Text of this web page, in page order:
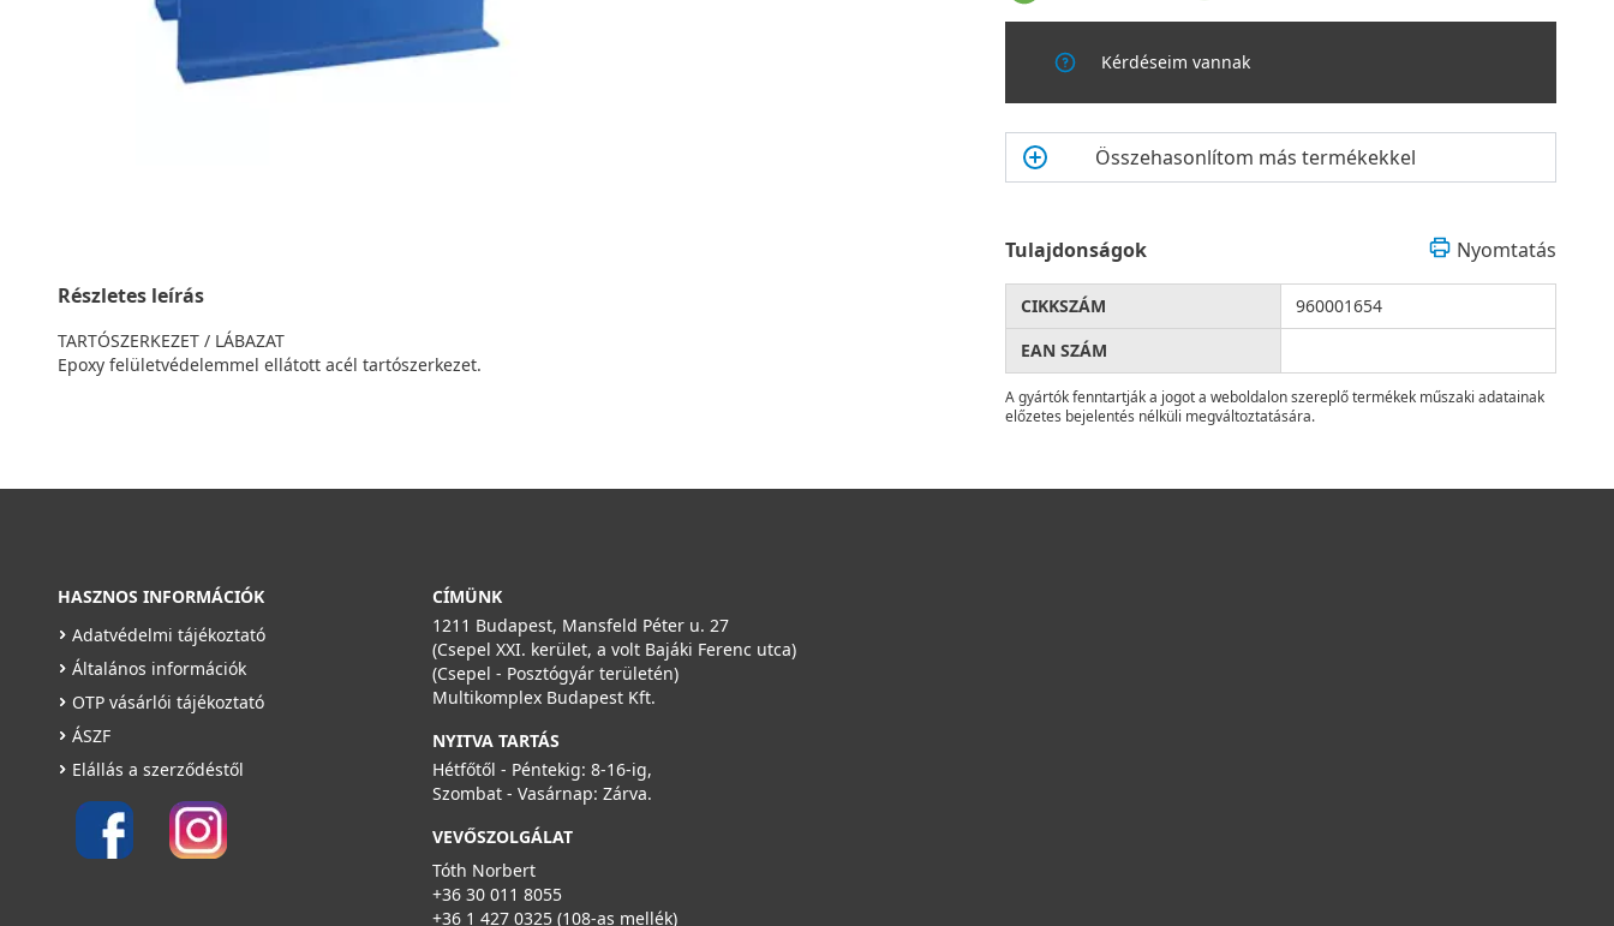
Részletes leírás
TARTÓSZERKEZET / LÁBAZAT
Epoxy felületvédelemmel ellátott acél tartószerkezet.
Kérdéseim vannak
Összehasonlítom más termékekkel
Tulajdonságok Nyomtatás
CIKKSZÁM
960001654
EAN SZÁM
A gyártók fenntartják a jogot a weboldalon szereplő termékek műszaki adatainak
előzetes bejelentés nélküli megváltoztatására.
HASZNOS INFORMÁCIÓK
Adatvédelmi tájékoztató
Általános információk
OTP vásárlói tájékoztató
ÁSZF
Elállás a szerződéstől
CÍMÜNK
1211 Budapest, Mansfeld Péter u. 27
(Csepel XXI. kerület, a volt Bajáki Ferenc utca)
(Csepel - Posztógyár területén)
Multikomplex Budapest Kft.
NYITVA TARTÁS
Hétfőtől - Péntekig: 8-16-ig,
Szombat - Vasárnap: Zárva.
VEVŐSZOLGÁLAT
Tóth Norbert
+36 30 011 8055
+36 1 427 0325 (108-as mellék)